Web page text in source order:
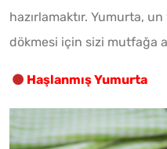
hazırlamaktır. Yumurta,
dökmesi için sizi mutfağa
Haşlanmış Yumurta